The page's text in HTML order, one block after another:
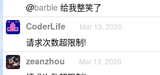
@barble 给我整笑了
CoderLife Mar 13, 2020
请求次数超限制!
zeanzhou Mar 13, 2020